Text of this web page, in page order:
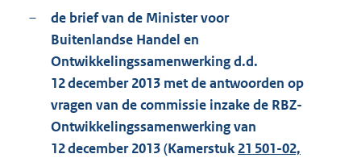
–
de brief van de Minister voor
Buitenlandse Handel en
Ontwikkelingssamenwerking d.d.
12 december 2013 met de antwoorden op
vragen van de commissie inzake de RBZ-
Ontwikkelingssamenwerking van
12 december 2013 (Kamerstuk 21 501-02,